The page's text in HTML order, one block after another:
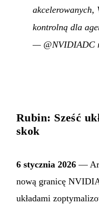
akcelerowanych,
kontrolną dla
— @NVIDIADC
Rubin: Sześć
skok
6 stycznia 2026 —
nową granicę
układami